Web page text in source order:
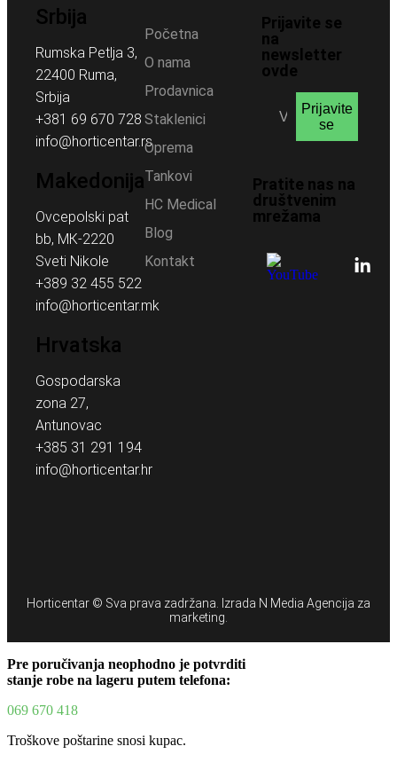
Srbija
Rumska Petlja 3,
22400 Ruma,
Srbija
+381 69 670 728
info@horticentar.rs
Makedonija
Ovcepolski pat
bb, МК-2220
Sveti Nikole
+389 32 455 522
info@horticentar.mk
Hrvatska
Gospodarska
zona 27,
Antunovac
+385 31 291 194
info@horticentar.hr
Početna
O nama
Prodavnica
Staklenici
Oprema
Tankovi
HC Medical
Blog
Kontakt
Prijavite se
na
newsletter
ovde
Prijavite
se
Pratite nas na
društvenim
mrežama
Horticentar © Sva prava zadržana. Izrada N Media Agencija za
marketing.
Pre poručivanja neophodno je potvrditi
stanje robe na lageru putem telefona:
069 670 418
Troškove poštarine snosi kupac.